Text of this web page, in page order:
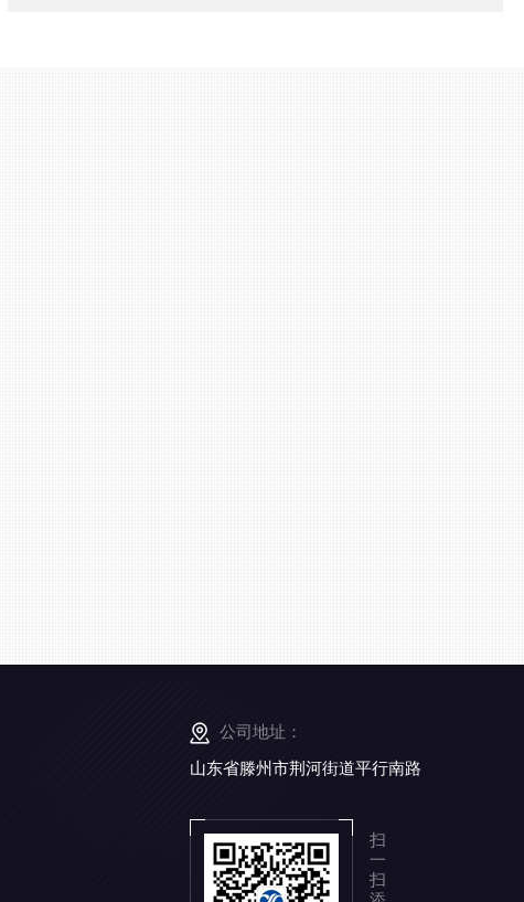
公司地址：
山东省滕州市荆河街道平行南路
扫
一
扫